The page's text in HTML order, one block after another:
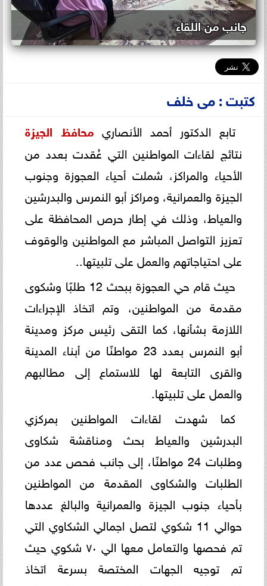
جانب من اللقاء
كتبت : مى خلف
تابع الدكتور أحمد الأنصاريمحافظ الجيزة
نتائج لقاءات المواطنين التي عُقدت بعدد من
الأحياء والمراكز، شملت أحياء العجوزة وجنوب
الجيزة والعمرانية، ومراكز أبو النمرس والبدرشين
والعياط، وذلك في إطار حرص المحافظة على
تعزيز التواصل المباشر مع المواطنين والوقوف
على احتياجاتهم والعمل على تلبيتها..
حيث قام حي العجوزة ببحث 12 طلبًا وشكوى
مقدمة من المواطنين، وتم اتخاذ الإجراءات
اللازمة بشأنها، كما التقى رئيس مركز ومدينة
أبو النمرس بعدد 23 مواطنًا من أبناء المدينة
والقرى التابعة لها للاستماع إلى مطالبهم
والعمل على تلبيتها.
كما شهدت لقاءات المواطنين بمركزي
البدرشين والعياط بحث ومناقشة شكاوى
وطلبات 24 مواطنًا، إلى جانب فحص عدد من
الطلبات والشكاوى المقدمة من المواطنين
بأحياء جنوب الجيزة والعمرانية والبالغ عددها
حوالي 11 شكوي لتصل اجمالي الشكاوي التي
تم فحصها والتعامل معها الي ٧٠ شكوي حيث
تم توجيه الجهات المختصة بسرعة اتخاذ